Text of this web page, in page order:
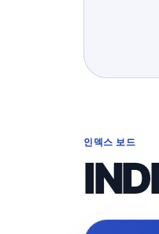
인덱스 보드